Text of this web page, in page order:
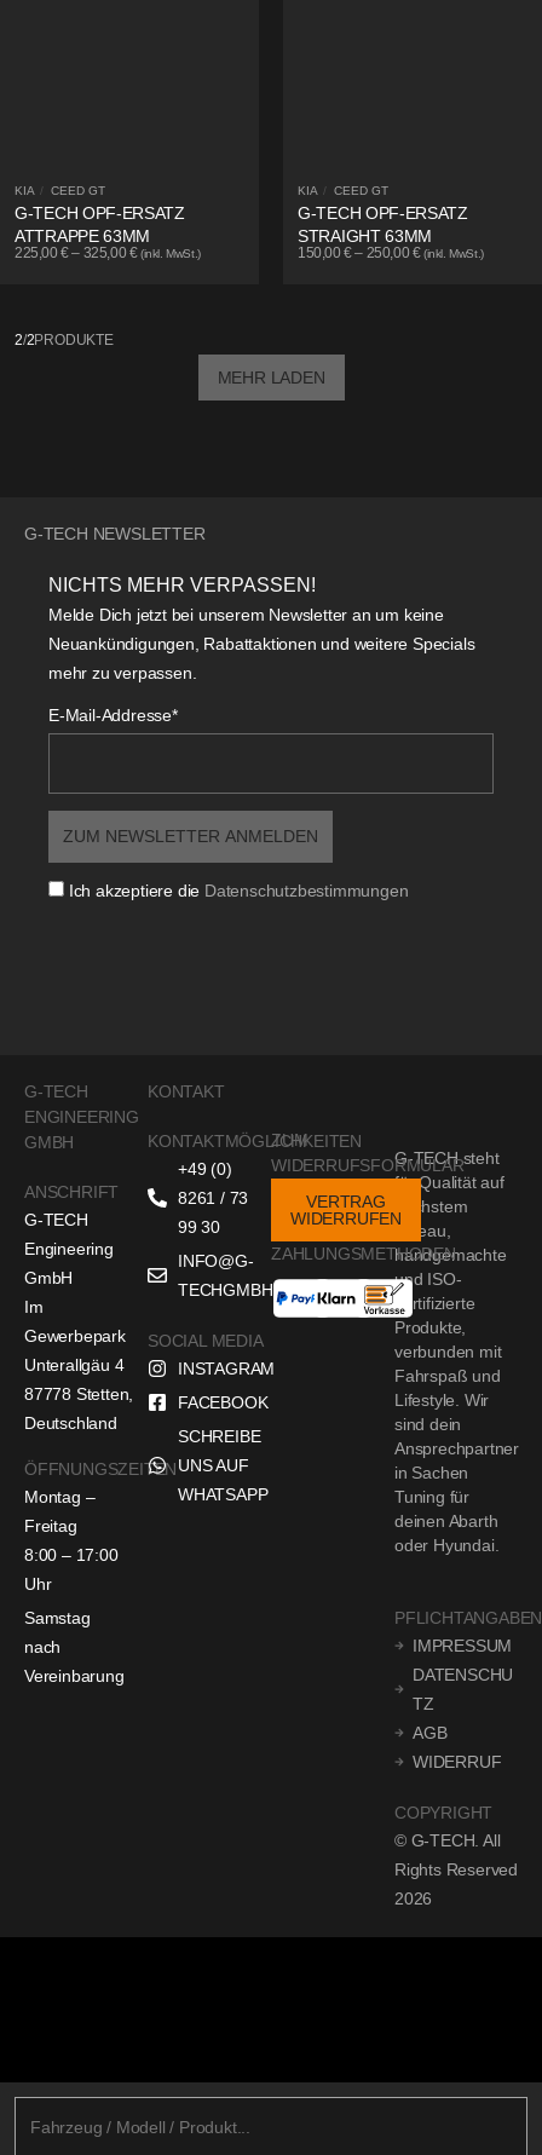
KIA / CEED GT
G-TECH OPF-ERSATZ
ATTRAPPE 63MM
225,00€– 325,00€ (inkl. MwSt.)
KIA / CEED GT
G-TECH OPF-ERSATZ
STRAIGHT 63MM
150,00€– 250,00€ (inkl. MwSt.)
2/2PRODUKTE
MEHR LADEN
G-TECH NEWSLETTER
NICHTS MEHR VERPASSEN!
Melde Dich jetzt bei unserem Newsletter an um keine
Neuankündigungen, Rabattaktionen und weitere Specials
mehr zu verpassen.
E-Mail-Addresse*
Ich akzeptiere die Datenschutzbestimmungen
G-TECH steht
für Qualität auf
höchstem
Niveau,
handgemachte
und ISO-
zertifizierte
Produkte,
verbunden mit
Fahrspaß und
Lifestyle. Wir
sind dein
Ansprechpartner
in Sachen
Tuning für
deinen Abarth
oder Hyundai.
PFLICHTANGABEN
IMPRESSUM
DATENSCHU
TZ
AGB
WIDERRUF
COPYRIGHT
© G-TECH. All
Rights Reserved
2026
G-TECH
ENGINEERING
GMBH
ANSCHRIFT
G-TECH
Engineering
GmbH
Im
Gewerbepark
Unterallgäu 4
87778 Stetten,
Deutschland
ÖFFNUNGSZEITEN
Montag –
Freitag
8:00 – 17:00
Uhr
Samstag
nach
Vereinbarung
KONTAKT
KONTAKTMÖGLICHKEITEN
+49 (0)
8261 / 73
99 30
INFO@G-
TECHGMBH.DE
SOCIAL MEDIA
INSTAGRAM
FACEBOOK
SCHREIBE
UNS AUF
WHATSAPP
ZUM
WIDERRUFSFORMULAR
VERTRAG
WIDERRUFEN
ZAHLUNGSMETHODEN